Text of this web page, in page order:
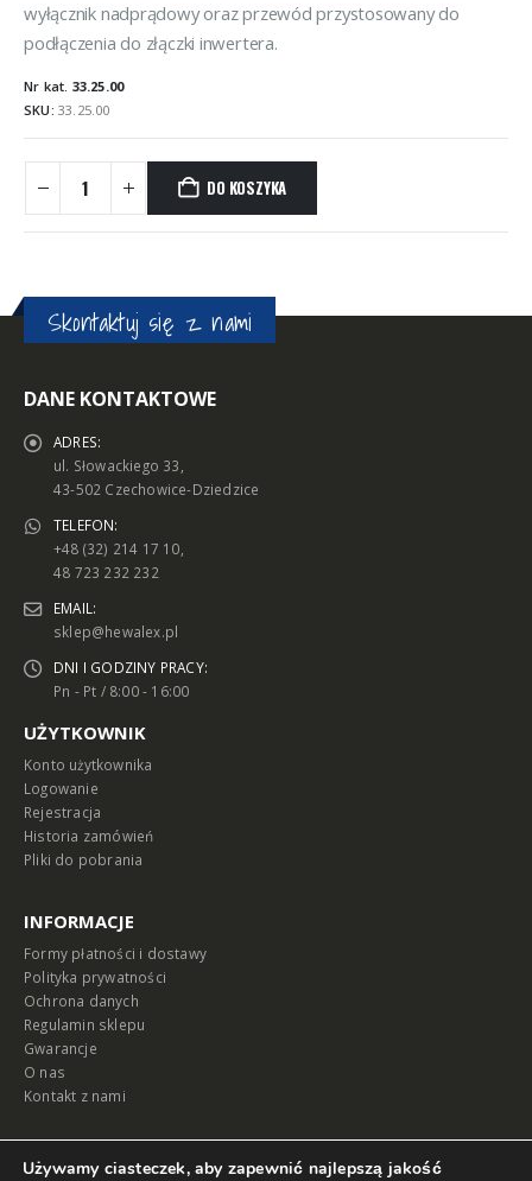
wyłącznik nadprądowy oraz przewód przystosowany do
podłączenia do złączki inwertera.
Nr kat. 33.25.00
SKU: 33.25.00
DO KOSZYKA
Skontaktuj się z nami
DANE KONTAKTOWE
ADRES:
ul. Słowackiego 33,
43-502 Czechowice-Dziedzice
TELEFON:
+48 (32) 214 17 10,
48 723 232 232
EMAIL:
sklep@hewalex.pl
DNI I GODZINY PRACY:
Pn - Pt / 8:00 - 16:00
UŻYTKOWNIK
Konto użytkownika
Logowanie
Rejestracja
Historia zamówień
Pliki do pobrania
INFORMACJE
Formy płatności i dostawy
Polityka prywatności
Ochrona danych
Regulamin sklepu
Gwarancje
O nas
Kontakt z nami
MAPA
Używamy ciasteczek, aby zapewnić najlepszą jakość